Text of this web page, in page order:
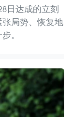
日达成的立刻
局势、恢复地
。